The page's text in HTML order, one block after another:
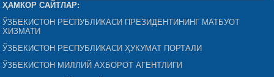
ҲАМКОР САЙТЛАР:
ЎЗБЕКИСТОН РЕСПУБЛИКАСИ ПРЕЗИДЕНТИНИНГ МАТБУОТ
ХИЗМАТИ
ЎЗБЕКИСТОН РЕСПУБЛИКАСИ ҲУКУМАТ ПОРТАЛИ
ЎЗБЕКИСТОН МИЛЛИЙ АХБОРОТ АГЕНТЛИГИ